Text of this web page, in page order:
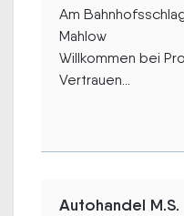
Am
Mahlow
Willkommen bei
Vertrauen...
Autohandel M.S.